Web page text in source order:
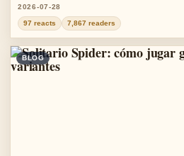
2026-07-28
97 reacts 7,867 readers
BLOG